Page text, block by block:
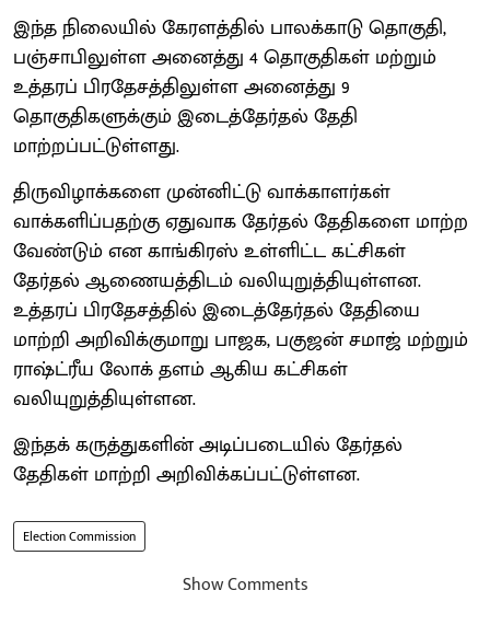
இந்த நிலையில் கேரளத்தில் பாலக்காடு தொகுதி,
பஞ்சாபிலுள்ள அனைத்து 4 தொகுதிகள் மற்றும்
உத்தரப் பிரதேசத்திலுள்ள அனைத்து 9
தொகுதிகளுக்கும் இடைத்தேர்தல் தேதி
மாற்றப்பட்டுள்ளது.
திருவிழாக்களை முன்னிட்டு வாக்காளர்கள்
வாக்களிப்பதற்கு ஏதுவாக தேர்தல் தேதிகளை மாற்ற
வேண்டும் என காங்கிரஸ் உள்ளிட்ட கட்சிகள்
தேர்தல் ஆணையத்திடம் வலியுறுத்தியுள்ளன.
உத்தரப் பிரதேசத்தில் இடைத்தேர்தல் தேதியை
மாற்றி அறிவிக்குமாறு பாஜக, பகுஜன் சமாஜ் மற்றும்
ராஷ்ட்ரீய லோக் தளம் ஆகிய கட்சிகள்
வலியுறுத்தியுள்ளன.
இந்தக் கருத்துகளின் அடிப்படையில் தேர்தல்
தேதிகள் மாற்றி அறிவிக்கப்பட்டுள்ளன.
Election Commission
Show Comments